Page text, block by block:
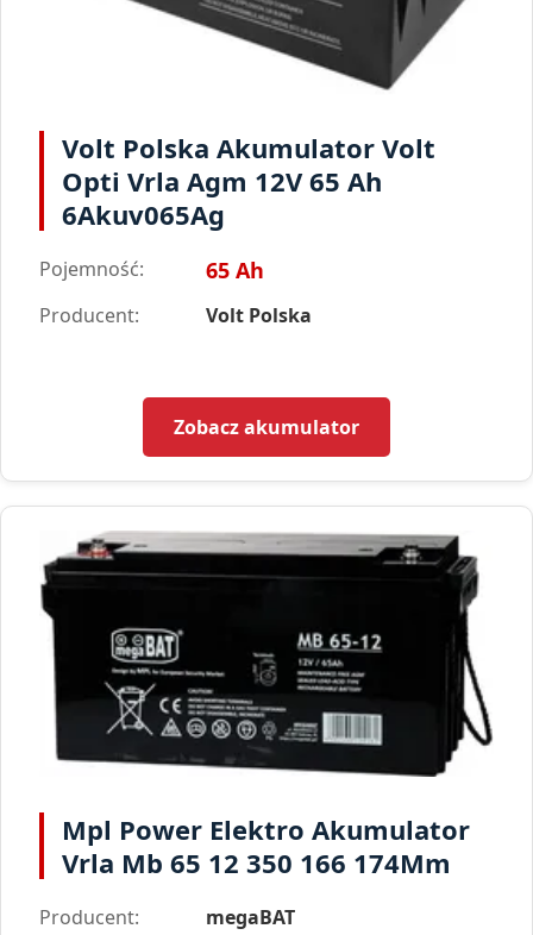
Volt Polska Akumulator Volt
Opti Vrla Agm 12V 65 Ah
6Akuv065Ag
Pojemność: 65 Ah
Producent: Volt Polska
Zobacz akumulator
Mpl Power Elektro Akumulator
Vrla Mb 65 12 350 166 174Mm
Producent: megaBAT